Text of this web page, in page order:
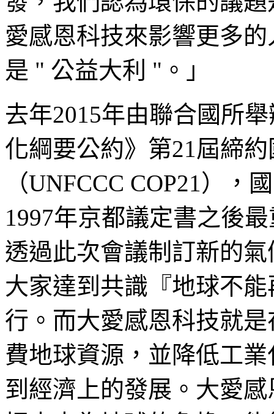
愛感恩科技來影響更多
是 " 公益大利 "。」
去年2015年由聯合國所
化綱要公約》第21屆締
（UNFCCC COP21），
1997年京都議定書之後
透過此次會議制訂新的
大家達到共識『地球不
行。而大愛感恩科技就
費地球資源，並降低工
到經濟上的發展。大愛